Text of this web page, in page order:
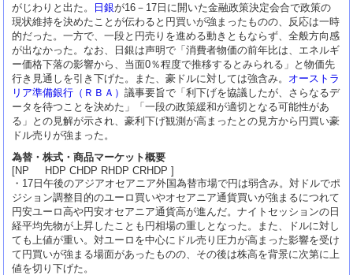
がじわりと出た。
日銀が16－17日に開いた金融政策決定会合で政策の
現状維持を決めたことが伝わると円買いが強まったものの、反応は一時
的だった。一方で、一段と円売りを進める動きともならず、全般方向感
が出なかった。なお、日銀は声明で「消費者物価の前年比は、エネルギ
ー価格下落の影響から、当面0％程度で推移するとみられる」と物価先
行き見通しを引き下げた。また、豪ドルに対しては強含み。 オーストラ
リア準備銀行（ＲＢＡ）議事要旨で「利下げを協議したが、さらなるデ
ータを待つことを決めた」「一段の政策緩和が適切となる可能性があ
る」との見解が示され、豪利下げ観測が高まったとの見方から円買い豪
ドル売りが強まった。
為替・株式・商品マーケット概要
[NP HDP CHDP RHDP CRHDP ]
・17日午後のアジアオセアニア外国為替市場で円は弱含み。対ドルでポ
ジション調整目的のユーロ買いやオセアニア通貨買いが強まるにつれて
円安ユーロ高や円安オセアニア通貨高が進んだ。ナイトセッションの日
経平均先物が上昇したことも円相場の重しとなった。また、ドルに対し
ても上値が重い。対ユーロを中心にドル売り圧力が高まった影響を受け
て円買いが強まる場面があったものの、その後は株高を背景に次第に上
値を切り下げた。